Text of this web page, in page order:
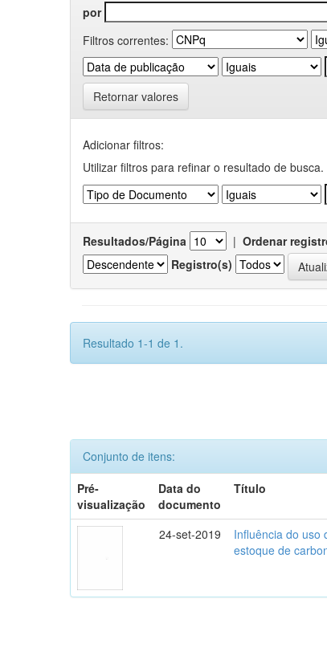
por
Filtros correntes:
Retornar valores
Adicionar filtros:
Utilizar filtros para refinar o resultado de busca.
Resultados/Página | Ordenar
Registro(s)
Resultado 1-1 de 1.
Conjunto de itens:
Pré-
visualização
Data do
documento
Título
24-set-2019
Influência do uso
estoque de